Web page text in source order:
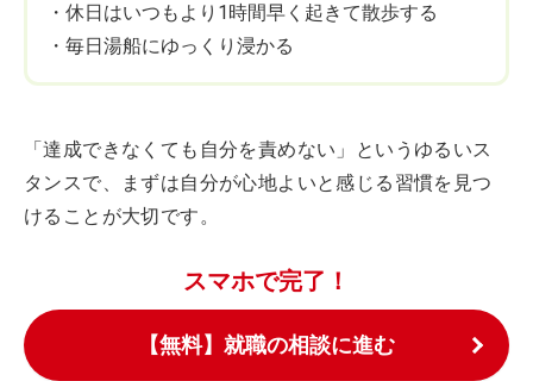
・休日はいつもより1時間早く起きて散歩する
・毎日湯船にゆっくり浸かる
「達成できなくても自分を責めない」というゆるいス
タンスで、まずは自分が心地よいと感じる習慣を見つ
けることが大切です。
スマホで完了！
【無料】就職の相談に進む